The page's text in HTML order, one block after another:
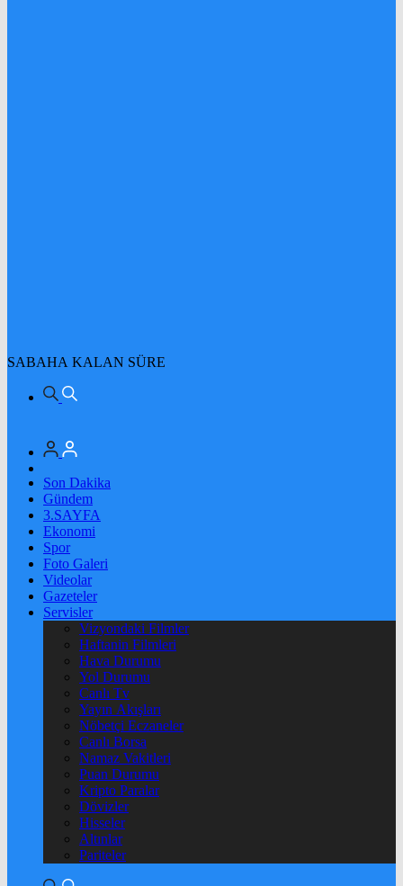
SABAHA KALAN SÜRE
Son Dakika
Gündem
3.SAYFA
Ekonomi
Spor
Foto Galeri
Videolar
Gazeteler
Servisler
Vizyondaki Filmler
Haftanin Filmleri
Hava Durumu
Yol Durumu
Canlı Tv
Yayın Akışları
Nöbetçi Eczaneler
Canlı Borsa
Namaz Vakitleri
Puan Durumu
Kripto Paralar
Dövizler
Hisseler
Altınlar
Pariteler